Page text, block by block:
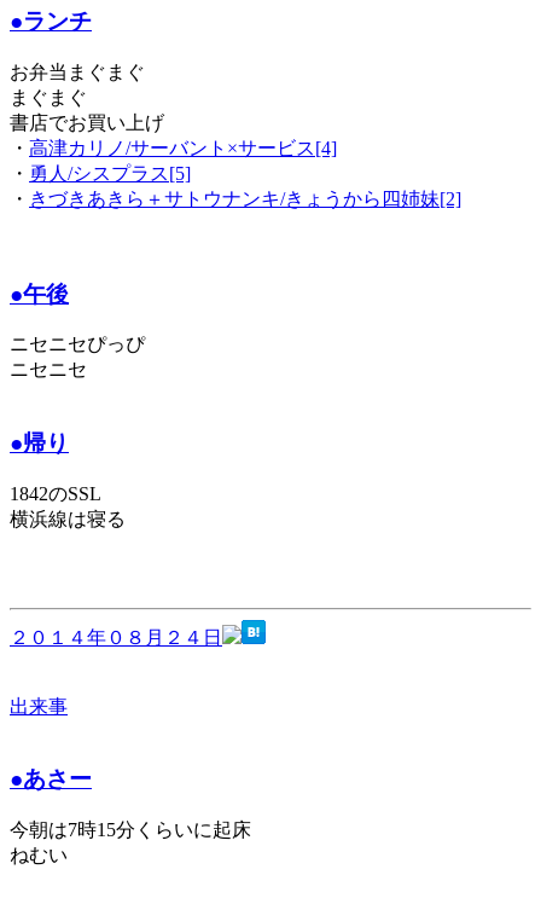
●ランチ
お弁当まぐまぐ
まぐまぐ
書店でお買い上げ
・ 高津カリノ/サーバント×サービス[4]
・ 勇人/シスプラス[5]
・ きづきあきら＋サトウナンキ/きょうから四姉妹[2]
●午後
ニセニセぴっぴ
ニセニセ
●帰り
1842のSSL
横浜線は寝る
２０１４年０８月２４日
出来事
●あさー
今朝は7時15分くらいに起床
ねむい